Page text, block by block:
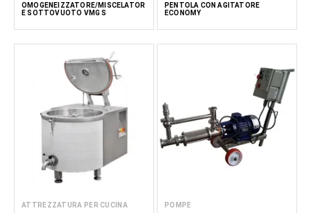
OMOGENEIZZATORE/MISCELATOR
E SOTTOVUOTO VMG S
PENTOLA CON AGITATORE
ECONOMY
ATTREZZATURA PER CUCINA
POMPE